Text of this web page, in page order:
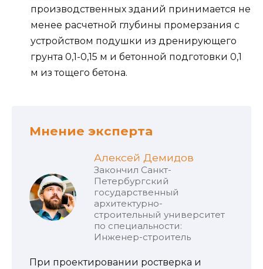
производственных зданий принимается не
менее расчетной глубины промерзания с
устройством подушки из дренирующего
грунта 0,1-0,15 м и бетонной подготовки 0,1
м из тощего бетона.
Мнение эксперта
Алексей Демидов
Закончил Санкт-
Петербургский
государственный
архитектурно-
строительный университет
по специальности:
Инженер-строитель
При проектировании ростверка и